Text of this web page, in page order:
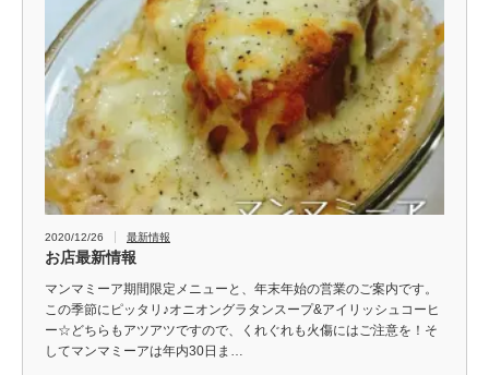
2020/12/26 最新情報
お店最新情報
マンマミーア期間限定メニューと、年末年始の営業のご案内です。
この季節にピッタリ♪オニオングラタンスープ&アイリッシュコーヒ
ー☆どちらもアツアツですので、くれぐれも火傷にはご注意を！そ
してマンマミーアは年内30日ま…